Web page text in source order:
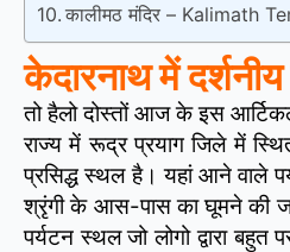
कालीमठ मंदिर – Kalimath
केदारनाथ में
तो हैलो दोस्तों आज के इस
राज्य में रूद्र प्रयाग जिले में
प्रसिद्ध स्थल है। यहां आने वाले
श्रृंगी के आस-पास का घूमने की
पर्यटन स्थल जो लोगो द्वारा